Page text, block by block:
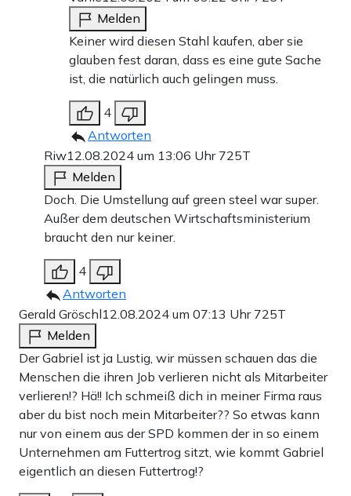
Melden
Keiner wird diesen Stahl kaufen, aber sie
glauben fest daran, dass es eine gute Sache
ist, die natürlich auch gelingen muss.
4
Antworten
Riw12.08.2024 um 13:06 Uhr 725T
Melden
Doch. Die Umstellung auf green steel war super.
Außer dem deutschen Wirtschaftsministerium
braucht den nur keiner.
4
Antworten
Gerald Gröschl12.08.2024 um 07:13 Uhr 725T
Melden
Der Gabriel ist ja Lustig, wir müssen schauen das die
Menschen die ihren Job verlieren nicht als Mitarbeiter
verlieren!? Hä!! Ich schmeiß dich in meiner Firma raus
aber du bist noch mein Mitarbeiter?? So etwas kann
nur von einem aus der SPD kommen der in so einem
Unternehmen am Futtertrog sitzt, wie kommt Gabriel
eigentlich an diesen Futtertrog!?